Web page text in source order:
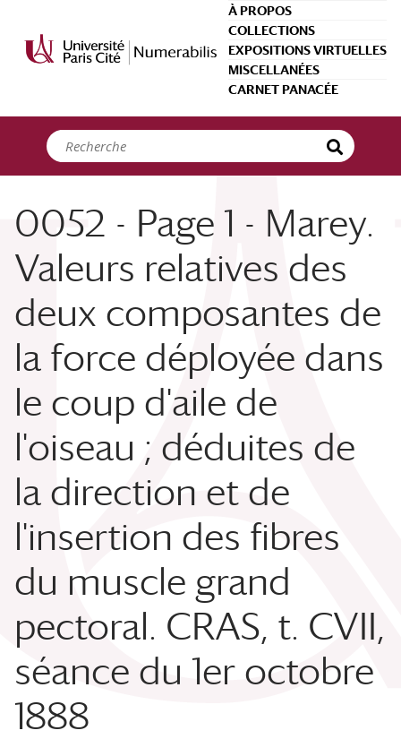
À PROPOS
COLLECTIONS
EXPOSITIONS VIRTUELLES
MISCELLANÉES
CARNET PANACÉE
0052 - Page 1 - Marey.
Valeurs relatives des
deux composantes de
la force déployée dans
le coup d'aile de
l'oiseau ; déduites de
la direction et de
l'insertion des fibres
du muscle grand
pectoral. CRAS, t. CVII,
séance du 1er octobre
1888